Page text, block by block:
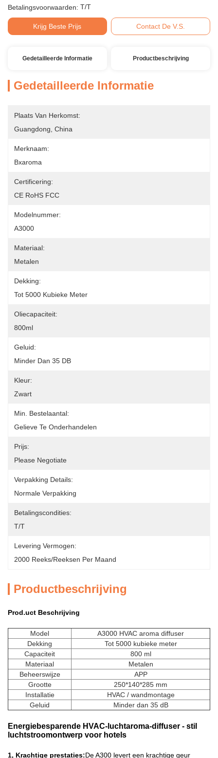
Betalingsvoorwaarden: T/T
Krijg Beste Prijs Contact De V.S.
Gedetailleerde Informatie Productbeschrijving
Gedetailleerde Informatie
Plaats Van Herkomst:
Guangdong, China
Merknaam:
Bxaroma
Certificering:
CE RoHS FCC
Modelnummer:
A3000
Materiaal:
Metalen
Dekking:
Tot 5000 Kubieke Meter
Oliecapaciteit:
800ml
Geluid:
Minder Dan 35 DB
Kleur:
Zwart
Min. Bestelaantal:
Gelieve Te Onderhandelen
Prijs:
Please Negotiate
Verpakking Details:
Normale Verpakking
Betalingscondities:
T/T
Levering Vermogen:
2000 Reeks/Reeksen Per Maand
Productbeschrijving
Prod.uct Beschrijving
Model
A3000 HVAC aroma diffuser
Dekking
Tot 5000 kubieke meter
Capaciteit
800 ml
Materiaal
Metalen
Beheerswijze
APP
Grootte
250*140*285 mm
Installatie
HVAC / wandmontage
Geluid
Minder dan 35 dB
Energiebesparende HVAC-luchtaroma-diffuser - stil
luchtstroomontwerp voor hotels
1, Krachtige prestaties:De A300 levert een krachtige geur